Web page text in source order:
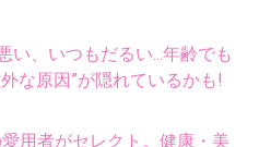
い、いつもだるい...年齢でも
な原因”が隠れているかも!
用者がセレクト。健康・美